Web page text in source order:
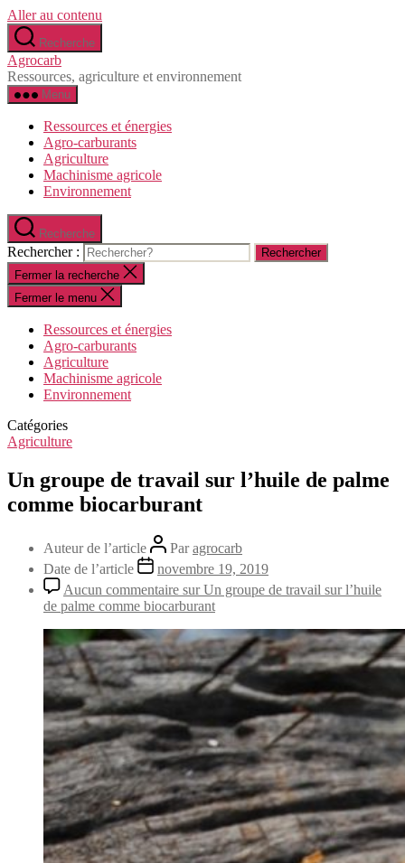
Aller au contenu
Recherche
Agrocarb
Ressources, agriculture et environnement
Menu
Ressources et énergies
Agro-carburants
Agriculture
Machinisme agricole
Environnement
Recherche
Rechercher :
Fermer la recherche
Fermer le menu
Ressources et énergies
Agro-carburants
Agriculture
Machinisme agricole
Environnement
Catégories
Agriculture
Un groupe de travail sur l’huile de palme
comme biocarburant
Auteur de l’article Paragrocarb
Date de l’article
novembre 19, 2019
Aucun commentaire sur Un groupe de travail sur l’huile
de palme comme biocarburant